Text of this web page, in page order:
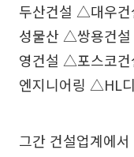
두산건설 △대우
성물산 △쌍용건
영건설 △포스코
엔지니어링 △HL
그간 건설업계에